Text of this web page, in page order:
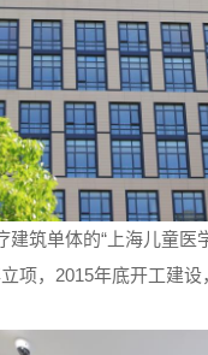
建筑单体的“上海儿童
项，2015年底开工建